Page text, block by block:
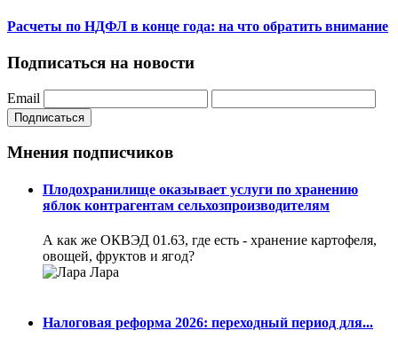
Расчеты по НДФЛ в конце года: на что обратить внимание
Подписаться на новости
Email
Подписаться
Мнения подписчиков
Плодохранилище оказывает услуги по хранению
яблок контрагентам сельхозпроизводителям
А как же ОКВЭД 01.63, где есть - хранение картофеля,
овощей, фруктов и ягод?
Лара
Налоговая реформа 2026: переходный период для...